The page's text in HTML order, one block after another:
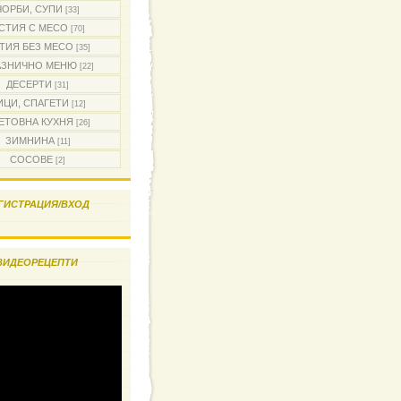
СУПИ [33]
С МЕСО [70]
БЕЗ МЕСО [35]
МЕНЮ [22]
ДЕСЕРТИ [31]
СПАГЕТИ [12]
КУХНЯ [26]
ЗИМНИНА [11]
СОСОВЕ [2]
ВХОД